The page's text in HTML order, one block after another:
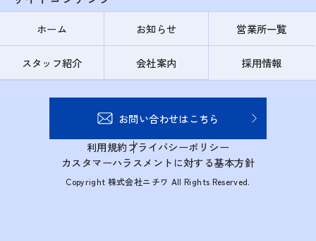
ホーム お知らせ 営業所一覧
スタッフ紹介 会社案内 採用情報
お問い合わせはこちら
利用規約プライバシーポリシー
カスタマーハラスメントに対する基本方針
Copyright 株式会社ニチワ All Rights Reserved.